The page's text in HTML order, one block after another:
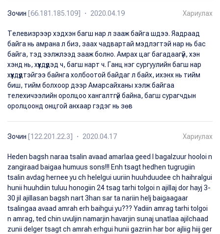
Зочин [66.181.185.109] ・ 2020.04.19 Хариулах
Телевизрээр хэдхэн багш нар л зааж байга шдээ. Яадраад
байга нь амрана л биз, заах чадвартай мэдлэгтэй нар нь бас
байга, тэд ээлжлээд зааж болно. Амрах цаг багадаагүй, хэн
хэнд нь, хүүхдүүдэд ч, багш нарт ч. Ганц нэг сургуулийн багш нар
хүүхдүүдтэйгээ байнга холбоотой байдаг л байх, ихэнх нь тийм
биш, тийм болхоор дээр Амарсайханы хэлж байгаа
телехичээлийн оролцоо хангалтгүй байна, багш сурагчдын
оролцоонд онцгой анхаар гэдэг нь зөв
Зочин [122.201.22.3] ・ 2020.04.17 Хариулах
Heden bagsh naraa tsalin avaad amarlaa geed l bagalzuur hooloi n
zangiraad baigaa humuus sons!!! Enh tsagt hedhen tugrugiin
tsalin avdag hernee yu ch helelgui uuriin huuhduudee ch haihralgui
hunii huuhdiin tuluu honogiin 24 tsag tarhi tolgoi n ajillaj dor hayj 3-
30 jil ajillasan bagsh nart 3han sar ta nariin helj baigaagaar
tsalingaa avaad amrah erh baihgui yu??? Yadiin amrag tarhi tolgoi
n amrag, ted chin uvuljin namarjin havarjin sunaj unatlaa ajilchaad
zunii delger tsagt ch amrah erhgui hunii gazriin har bor ajliig hiij ger